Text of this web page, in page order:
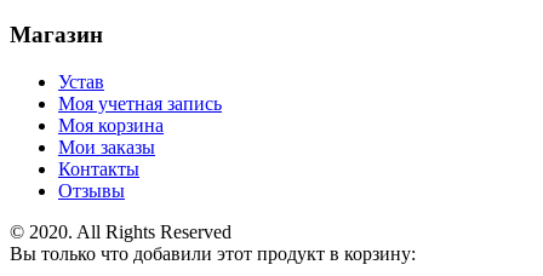
Магазин
Устав
Моя учетная запись
Моя корзина
Мои заказы
Контакты
Отзывы
© 2020. All Rights Reserved
Вы только что добавили этот продукт в корзину: